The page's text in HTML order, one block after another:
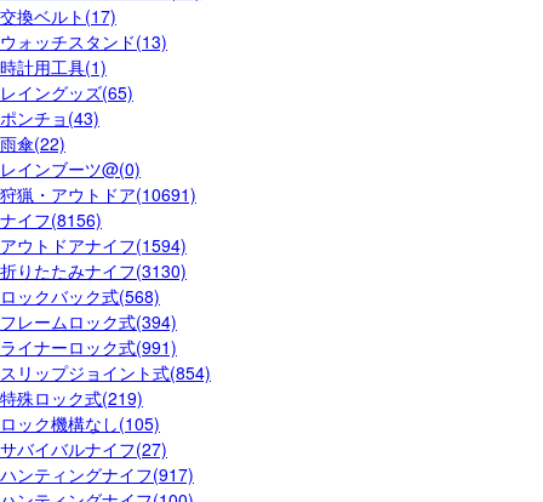
交換ベルト(17)
ウォッチスタンド(13)
時計用工具(1)
レイングッズ(65)
ポンチョ(43)
雨傘(22)
レインブーツ@(0)
狩猟・アウトドア(10691)
ナイフ(8156)
アウトドアナイフ(1594)
折りたたみナイフ(3130)
ロックバック式(568)
フレームロック式(394)
ライナーロック式(991)
スリップジョイント式(854)
特殊ロック式(219)
ロック機構なし(105)
サバイバルナイフ(27)
ハンティングナイフ(917)